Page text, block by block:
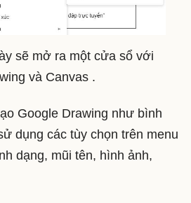
sẽ mở ra một cửa sổ với
và Canvas .
Google Drawing như bình
dụng các tùy chọn trên menu
dạng, mũi tên, hình ảnh,